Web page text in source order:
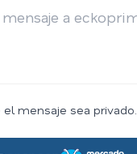
el mensaje sea privado.